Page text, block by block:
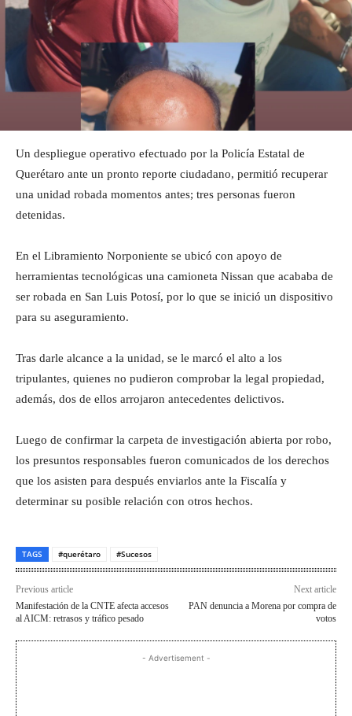
Un despliegue operativo efectuado por la Policía Estatal de
Querétaro ante un pronto reporte ciudadano, permitió recuperar
una unidad robada momentos antes; tres personas fueron
detenidas.
En el Libramiento Norponiente se ubicó con apoyo de
herramientas tecnológicas una camioneta Nissan que acababa de
ser robada en San Luis Potosí, por lo que se inició un dispositivo
para su aseguramiento.
Tras darle alcance a la unidad, se le marcó el alto a los
tripulantes, quienes no pudieron comprobar la legal propiedad,
además, dos de ellos arrojaron antecedentes delictivos.
Luego de confirmar la carpeta de investigación abierta por robo,
los presuntos responsables fueron comunicados de los derechos
que los asisten para después enviarlos ante la Fiscalía y
determinar su posible relación con otros hechos.
TAGS #querétaro #Sucesos
Previous article
Manifestación de la CNTE afecta accesos
al AICM: retrasos y tráfico pesado
Next article
PAN denuncia a Morena por compra de
votos
- Advertisement -